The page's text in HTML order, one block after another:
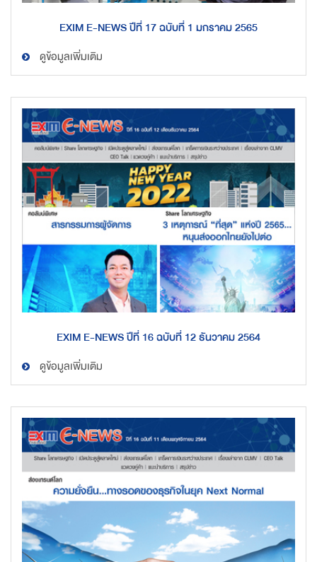
EXIM E-NEWS ปีที่ 17 ฉบับที่ 1 มกราคม 2565
ดูข้อมูลเพิ่มเติม
EXIM E-NEWS ปีที่ 16 ฉบับที่ 12 ธันวาคม 2564
ดูข้อมูลเพิ่มเติม